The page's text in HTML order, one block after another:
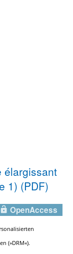
élargissant
1) (PDF)
OpenAccess
(»DRM«).